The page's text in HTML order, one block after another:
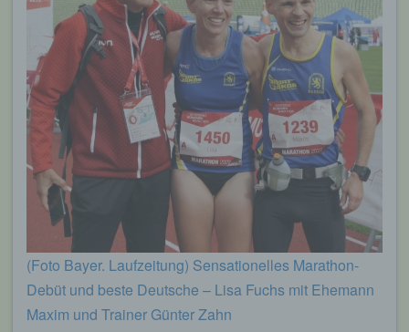
(Foto Bayer. Laufzeitung) Sensationelles Marathon-
Debüt und beste Deutsche – Lisa Fuchs mit Ehemann
Maxim und Trainer Günter Zahn